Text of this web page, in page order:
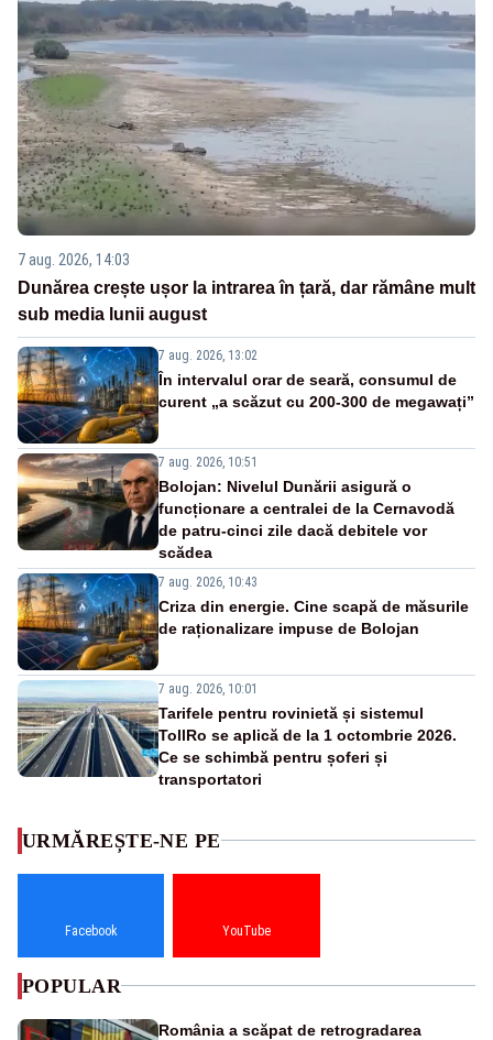
7 aug. 2026, 14:03
Dunărea crește ușor la intrarea în țară, dar rămâne mult
sub media lunii august
7 aug. 2026, 13:02
În intervalul orar de seară, consumul de
curent „a scăzut cu 200-300 de megawați”
7 aug. 2026, 10:51
Bolojan: Nivelul Dunării asigură o
funcționare a centralei de la Cernavodă
de patru-cinci zile dacă debitele vor
scădea
7 aug. 2026, 10:43
Criza din energie. Cine scapă de măsurile
de raționalizare impuse de Bolojan
7 aug. 2026, 10:01
Tarifele pentru rovinietă și sistemul
TollRo se aplică de la 1 octombrie 2026.
Ce se schimbă pentru șoferi și
transportatori
URMĂREȘTE-NE PE
Facebook YouTube
POPULAR
România a scăpat de retrogradarea